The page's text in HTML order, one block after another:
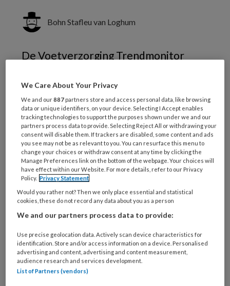
Bohn Stafleu van Loghum
De Voetverzorging Trendmonitor
likdoorns de meest voorkomende
voetproblemen zijn in Nederland. De
afgelopen vier jaar werd elke maand
gemiddeld 38.000 keer via Google
gezocht naar kalknagels. De likdoorn
volgt met bijna 35.000
zoekopdrachten. De sterkste
procentuele groei van gezochte
voetproblemen wordt gezien bij
We Care About Your Privacy
We and our887 partners store and access personal data, like browsing
data or unique identifiers, on your device. Selecting I Accept enables
tracking technologies to support the purposes shown under we and our
partners process data to provide. Selecting Reject All or withdrawing your
consent will disable them. If trackers are disabled, some content and ads
you see may not be as relevant to you. You can resurface this menu to
change your choices or withdraw consent at any time by clicking the
Manage Preferences link on the bottom of the webpage. Your choices will
have effect within our Website. For more details, refer to our Privacy
Policy. Privacy Statement
Would you rather not? Then we only place essential and statistical
cookies, these do not record any data about you as a person
We and our partners process data to provide:
Use precise geolocation data. Actively scan device characteristics for
identification. Store and/or access information on a device. Personalised
advertising and content, advertising and content measurement,
audience research and services development.
List of Partners (vendors)